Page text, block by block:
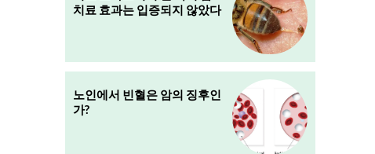
치료 효과는 입증되지 않았다
노인에서 빈혈은 암의 징후인
가?